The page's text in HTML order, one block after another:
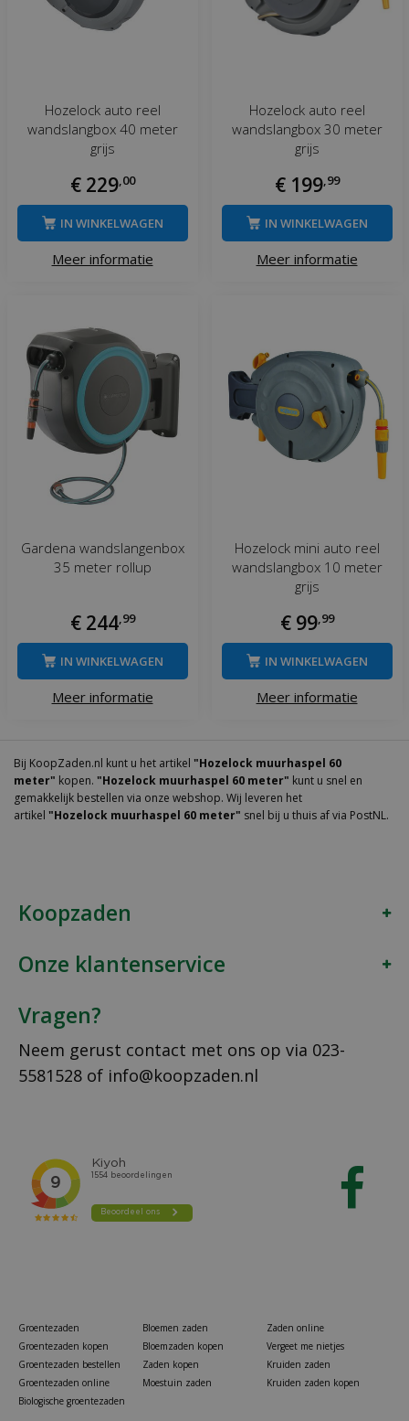
Hozelock auto reel
wandslangbox 40 meter
grijs
€ 229,00
Meer informatie
IN WINKELWAGEN
Hozelock auto reel
wandslangbox 30 meter
grijs
€ 199,99
Meer informatie
IN WINKELWAGEN
Gardena wandslangenbox
35 meter rollup
€ 244,99
Meer informatie
IN WINKELWAGEN
Hozelock mini auto reel
wandslangbox 10 meter
grijs
€ 99,99
Meer informatie
IN WINKELWAGEN
Bij KoopZaden.nl kunt u het artikel "Hozelock muurhaspel 60
meter" kopen. "Hozelock muurhaspel 60 meter" kunt u snel en
gemakkelijk bestellen via onze webshop. Wij leveren het
artikel "Hozelock muurhaspel 60 meter" snel bij u thuis af via PostNL.
Koopzaden
Onze klantenservice
Vragen?
Neem gerust contact met ons op via 023-
5581528 of info@koopzaden.nl
Groentezaden
Groentezaden kopen
Groentezaden bestellen
Groentezaden online
Biologische groentezaden
Bloemen zaden
Bloemzaden kopen
Zaden kopen
Moestuin zaden
Zaden online
Vergeet me nietjes
Kruiden zaden
Kruiden zaden kopen